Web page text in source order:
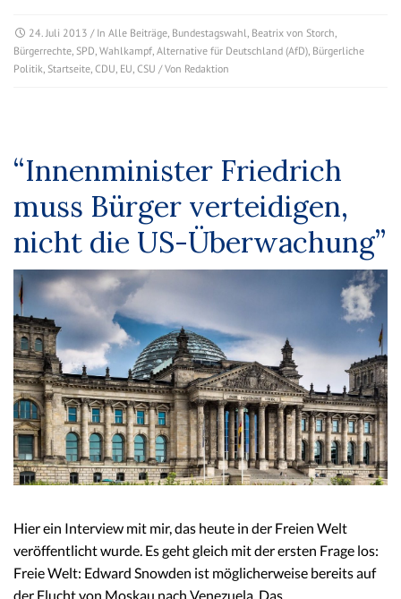
24. Juli 2013 / In Alle Beiträge, Bundestagswahl, Beatrix von Storch,
Bürgerrechte, SPD, Wahlkampf, Alternative für Deutschland (AfD), Bürgerliche
Politik, Startseite, CDU, EU, CSU / Von Redaktion
“Innenminister Friedrich
muss Bürger verteidigen,
nicht die US-Überwachung”
Hier ein Interview mit mir, das heute in der Freien Welt
veröffentlicht wurde. Es geht gleich mit der ersten Frage los:
Freie Welt: Edward Snowden ist möglicherweise bereits auf
der Flucht von Moskau nach Venezuela. Das